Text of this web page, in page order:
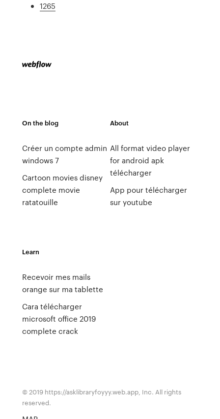
1265
On the blog
Créer un compte admin
windows 7
Cartoon movies disney
complete movie
ratatouille
About
All format video player
for android apk
télécharger
App pour télécharger
sur youtube
Learn
Recevoir mes mails
orange sur ma tablette
Cara télécharger
microsoft office 2019
complete crack
© 2019 https://asklibraryfoyyy.web.app, Inc. All rights
reserved.